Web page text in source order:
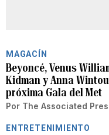
MAGACÍN
Beyoncé, Venus
Kidman y Anna
próxima Gala del Met
Por The Associated
ENTRETENIMIENTO